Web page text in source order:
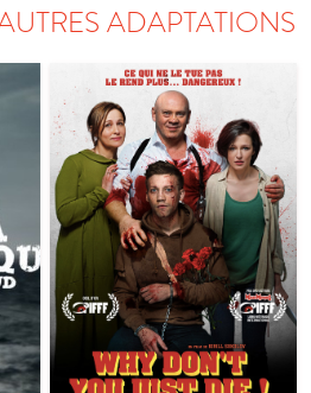
ADAPTATIONS